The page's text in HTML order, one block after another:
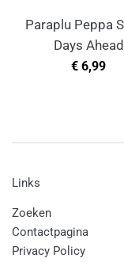
Paraplu Peppa
Days Ahead
Normale
€ 6,99
Links
Zoeken
Contactpagina
Privacy Policy